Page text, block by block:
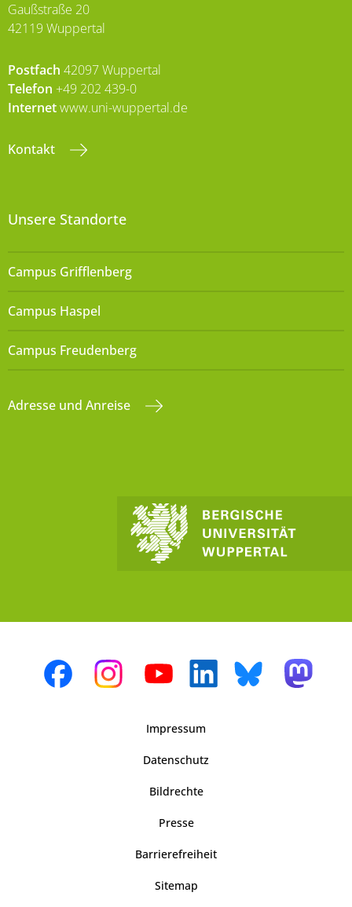
Gaußstraße 20
42119 Wuppertal
Postfach 42097 Wuppertal
Telefon +49 202 439-0
Internetwww.uni-wuppertal.de
Kontakt
Unsere Standorte
Campus Grifflenberg
Campus Haspel
Campus Freudenberg
Adresse und Anreise
Impressum
Datenschutz
Bildrechte
Presse
Barrierefreiheit
Sitemap